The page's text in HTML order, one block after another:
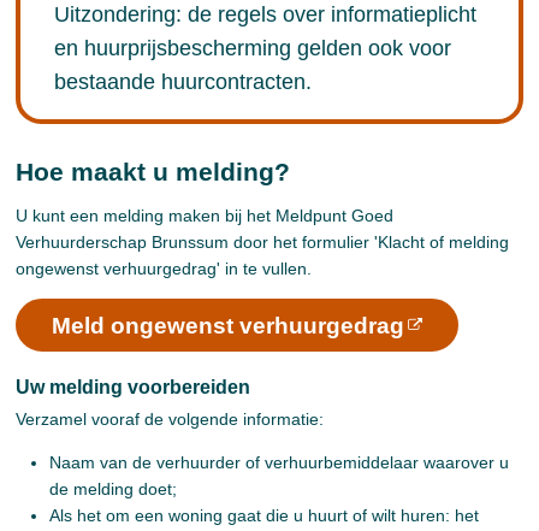
Uitzondering: de regels over informatieplicht
en huurprijsbescherming gelden ook voor
bestaande huurcontracten.
Hoe maakt u melding?
U kunt een melding maken bij het Meldpunt Goed
Verhuurderschap Brunssum door het formulier 'Klacht of melding
ongewenst verhuurgedrag' in te vullen.
Meld ongewenst verhuurgedrag
Uw melding voorbereiden
Verzamel vooraf de volgende informatie:
Naam van de verhuurder of verhuurbemiddelaar waarover u
de melding doet;
Als het om een woning gaat die u huurt of wilt huren: het